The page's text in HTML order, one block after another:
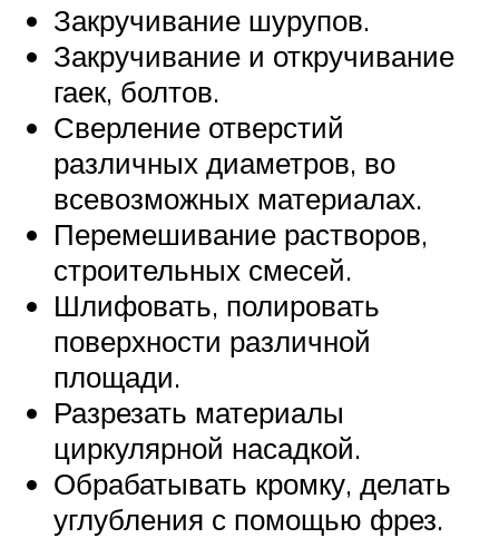
Закручивание шурупов.
Закручивание и откручивание
гаек, болтов.
Сверление отверстий
различных диаметров, во
всевозможных материалах.
Перемешивание растворов,
строительных смесей.
Шлифовать, полировать
поверхности различной
площади.
Разрезать материалы
циркулярной насадкой.
Обрабатывать кромку, делать
углубления с помощью фрез.